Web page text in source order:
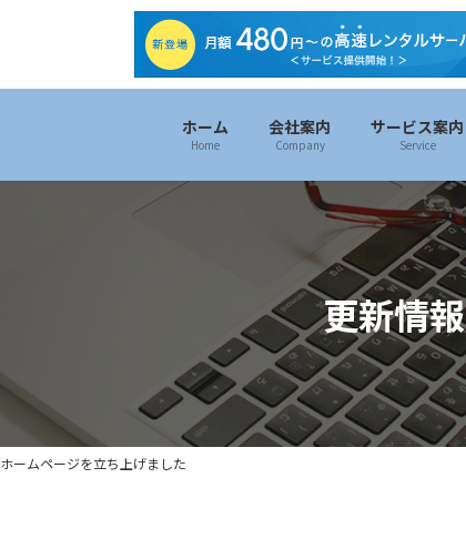
ホーム
Home
会社案内
Company
サービス案内
Service
更新情報
ホームページを立ち上げました